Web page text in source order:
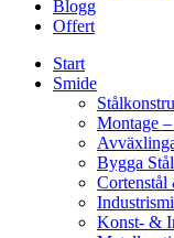
Blogg
Offert
Start
Smide
Montage
Bygga
Cortenstål
Konst- &